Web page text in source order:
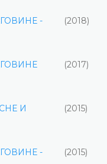
-
(2018)
(2017)
И
(2015)
-
(2015)